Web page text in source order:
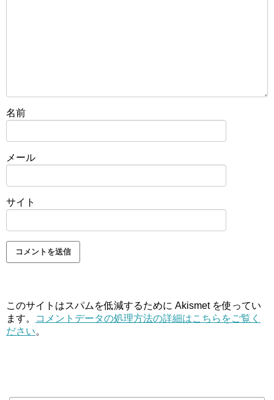
名前
メール
サイト
このサイトはスパムを低減するために Akismet を使ってい
ます。
コメントデータの処理方法の詳細はこちらをご覧く
ださい。